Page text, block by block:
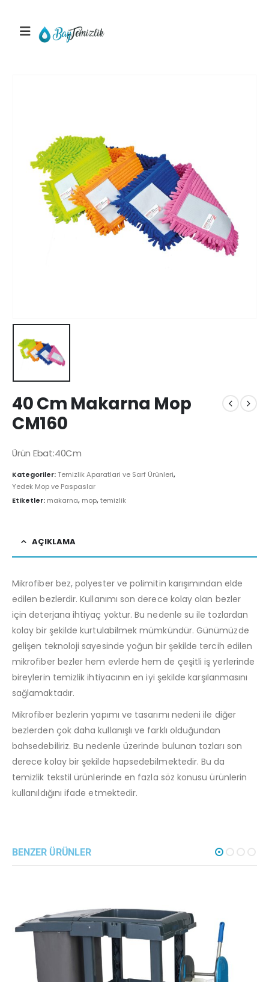
40 Cm Makarna Mop
CM160
Ürün Ebat:40Cm
Kategoriler:Temizlik Aparatlari ve Sarf Ürünleri,
Yedek Mop ve Paspaslar
Etiketler: makarna, mop,temizlik
AÇIKLAMA
Mikrofiber bez, polyester ve polimitin karışımından elde
edilen bezlerdir. Kullanımı son derece kolay olan bezler
için deterjana ihtiyaç yoktur. Bu nedenle su ile tozlardan
kolay bir şekilde kurtulabilmek mümkündür. Günümüzde
gelişen teknoloji sayesinde yoğun bir şekilde tercih edilen
mikrofiber bezler hem evlerde hem de çeşitli iş yerlerinde
bireylerin temizlik ihtiyacının en iyi şekilde karşılanmasını
sağlamaktadır.
Mikrofiber bezlerin yapımı ve tasarımı nedeni ile diğer
bezlerden çok daha kullanışlı ve farklı olduğundan
bahsedebiliriz. Bu nedenle üzerinde bulunan tozları son
derece kolay bir şekilde hapsedebilmektedir. Bu da
temizlik tekstil ürünlerinde en fazla söz konusu ürünlerin
kullanıldığını ifade etmektedir.
BENZER ÜRÜNLER